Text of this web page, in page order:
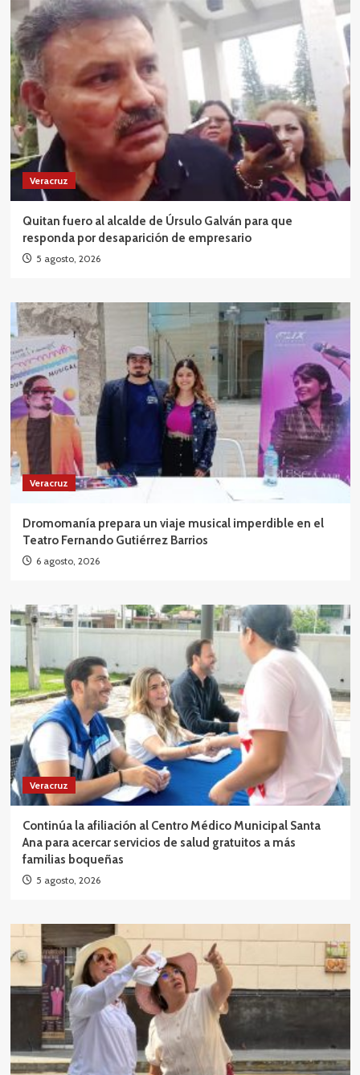
Veracruz
Quitan fuero al alcalde de Úrsulo Galván para que
responda por desaparición de empresario
5 agosto, 2026
Veracruz
Dromomanía prepara un viaje musical imperdible en el
Teatro Fernando Gutiérrez Barrios
6 agosto, 2026
Veracruz
Continúa la afiliación al Centro Médico Municipal Santa
Ana para acercar servicios de salud gratuitos a más
familias boqueñas
5 agosto, 2026